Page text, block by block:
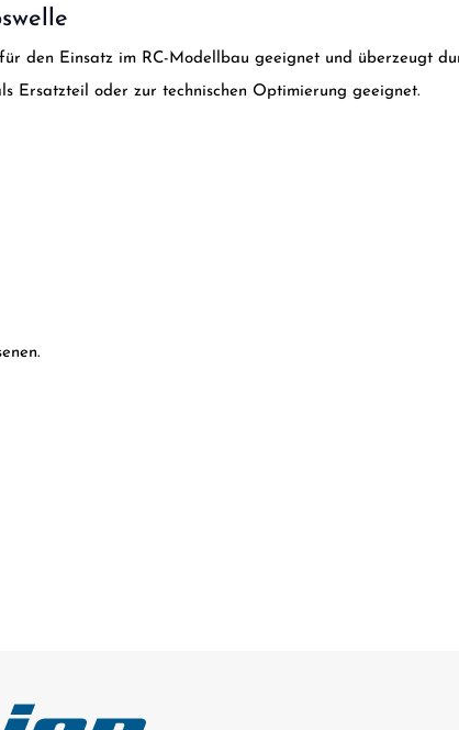
den Einsatz im RC-Modellbau geeignet und überzeugt
Ersatzteil oder zur technischen Optimierung geeignet.